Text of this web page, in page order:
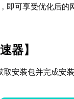
即可享受优化后
器】
安装包并完成安装